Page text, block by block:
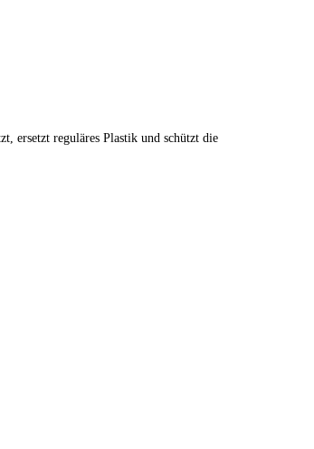
ersetzt reguläres Plastik und schützt die